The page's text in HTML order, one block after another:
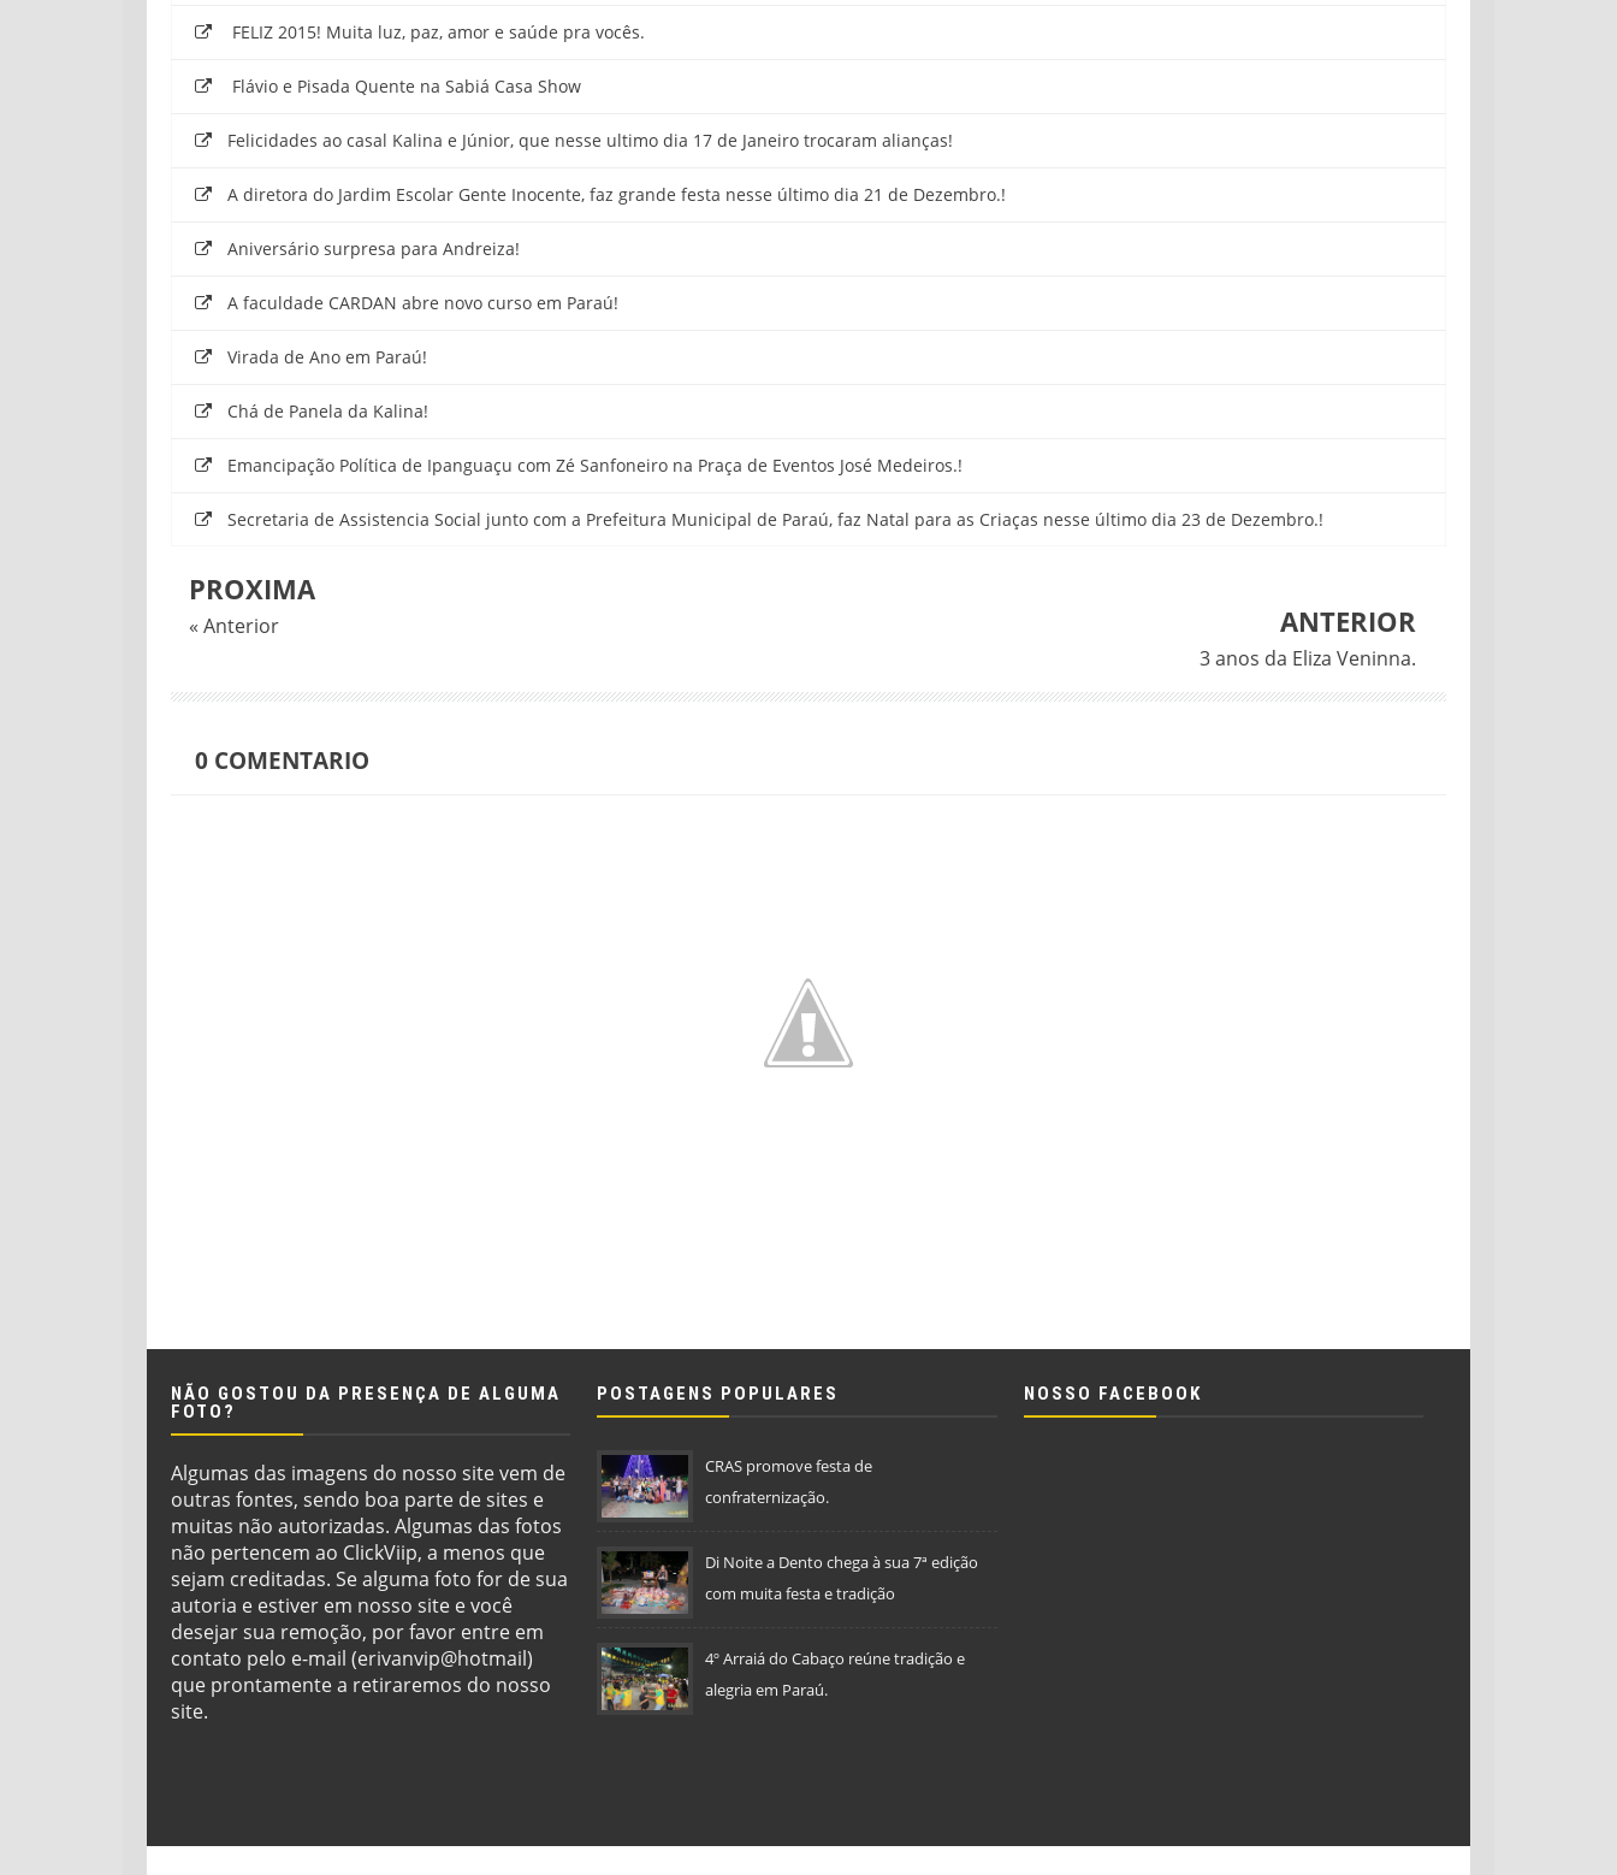
FELIZ 2015! Muita luz, paz, amor e saúde pra vocês.
Flávio e Pisada Quente na Sabiá Casa Show
Felicidades ao casal Kalina e Júnior, que nesse ultimo dia 17 de Janeiro trocaram alianças!
A diretora do Jardim Escolar Gente Inocente, faz grande festa nesse último dia 21 de Dezembro.!
Aniversário surpresa para Andreiza!
A faculdade CARDAN abre novo curso em Paraú!
Virada de Ano em Paraú!
Chá de Panela da Kalina!
Emancipação Política de Ipanguaçu com Zé Sanfoneiro na Praça de Eventos José Medeiros.!
Secretaria de Assistencia Social junto com a Prefeitura Municipal de Paraú, faz Natal para as Criaças nesse último dia 23 de Dezembro.!
PROXIMA
« Anterior ANTERIOR
3 anos da Eliza Veninna.
0 COMENTARIO
NÃO GOSTOU DA PRESENÇA DE ALGUMA
FOTO?
Algumas das imagens do nosso site vem de
outras fontes, sendo boa parte de sites e
muitas não autorizadas. Algumas das fotos
não pertencem ao ClickViip, a menos que
sejam creditadas. Se alguma foto for de sua
autoria e estiver em nosso site e você
desejar sua remoção, por favor entre em
contato pelo e-mail (erivanvip@hotmail)
que prontamente a retiraremos do nosso
site.
POSTAGENS POPULARES
CRAS promove festa de
confraternização.
Di Noite a Dento chega à sua 7ª edição
com muita festa e tradição
4º Arraiá do Cabaço reúne tradição e
alegria em Paraú.
NOSSO FACEBOOK